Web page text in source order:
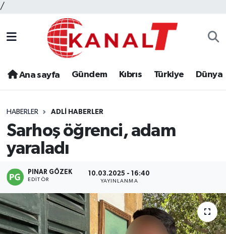
/
Ana sayfa Gündem Kıbrıs Türkiye Dünya
HABERLER ADLI HABERLER
Sarhoş öğrenci, adam
yaraladı
PINAR GÖZEK
EDITÖR
10.03.2025 - 16:40
YAYINLANMA